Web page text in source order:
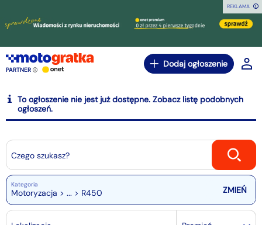
REKLAMA
PARTNER
Dodaj ogłoszenie
To ogłoszenie nie jest już dostępne. Zobacz listę podobnych
ogłoszeń.
Czego szukasz?
Kategoria
Motoryzacja > ... > R450